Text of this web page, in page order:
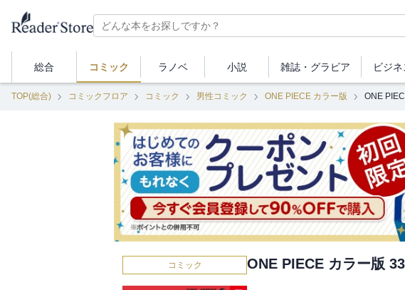
総合 コミック ラノベ 小説 雑誌・ グラビア ビジネ
TOP(総合) コミックフロア コミック 男性コミック ONE PIECE カラー版 ONE
コミック ONE PIECE カラー版 33